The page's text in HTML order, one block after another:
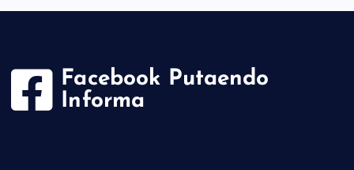
Facebook Putaendo
Informa